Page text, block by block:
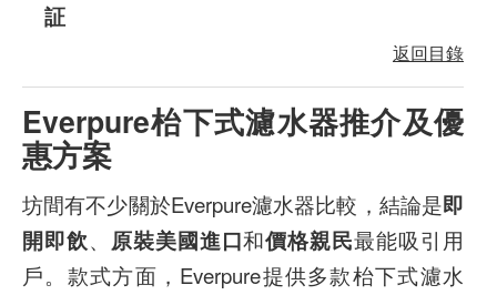
証
返回目錄
Everpure枱下式濾水器推介及優
惠方案
坊間有不少關於Everpure濾水器比較，結論是即
開即飲、 原裝美國進口和價格親民最能吸引用
戶。款式方面，Everpure提供多款枱下式濾水